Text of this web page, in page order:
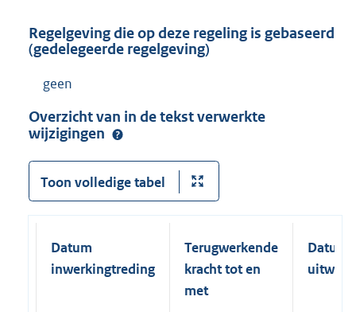
Regelgeving die op deze regeling is gebaseerd
(gedelegeerde regelgeving)
geen
Overzicht van in de tekst verwerkte
wijzigingen
Toon volledige tabel
Datum
inwerkingtreding
Terugwerkende
kracht tot en
met
Datum